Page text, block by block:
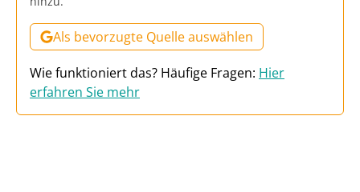
Als bevorzugte Quelle auswählen
Wie funktioniert das? Häufige Fragen: Hier
erfahren Sie mehr